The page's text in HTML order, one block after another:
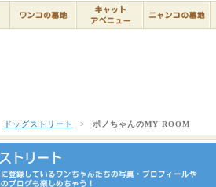
ドッグストリート > ポノちゃんのMY ROOM